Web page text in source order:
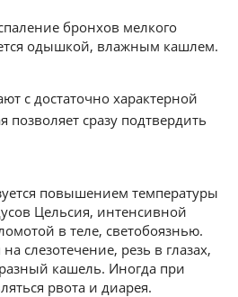
бронхов мелкого
одышкой, влажным кашлем.
с достаточно характерной
позволяет сразу подтвердить
повышением температуры
Цельсия, интенсивной
в теле, светобоязнью.
слезотечение, резь в глазах,
кашель. Иногда при
рвота и диарея.